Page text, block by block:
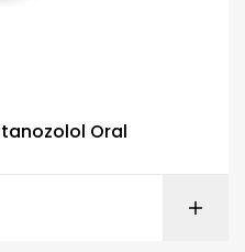
Oral